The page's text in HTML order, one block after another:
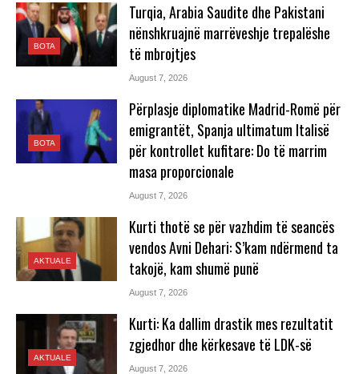
BOTA
Turqia, Arabia Saudite dhe Pakistani
nënshkruajnë marrëveshje trepalëshe
të mbrojtjes
August 7, 2026
BOTA
Përplasje diplomatike Madrid-Romë për
emigrantët, Spanja ultimatum Italisë
për kontrollet kufitare: Do të marrim
masa proporcionale
August 7, 2026
AKTUALE
Kurti thotë se për vazhdim të seancës
vendos Avni Dehari: S’kam ndërmend ta
takojë, kam shumë punë
August 7, 2026
AKTUALE
Kurti: Ka dallim drastik mes rezultatit
zgjedhor dhe kërkesave të LDK-së
August 7, 2026